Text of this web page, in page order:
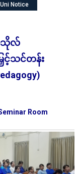
Uni Notice
သိုလ်
င့်သင်တန်း
Room